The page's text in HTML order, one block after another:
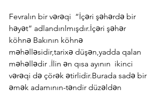
Fevralın bir vərəqi  “İçəri şəhərdə bir
həyət” adlandırılmışdır.İçəri şəhər
köhnə Bakının köhnə
məhəlləsidir,tarixə düşən,yadda qalan
məhəllədir .İlin ən qısa ayının  ikinci
vərəqi də çörək ətirlidir.Burada sadə bir
əmək adamının-təndir düzəldən